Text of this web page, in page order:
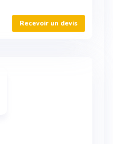
Recevoir un devis